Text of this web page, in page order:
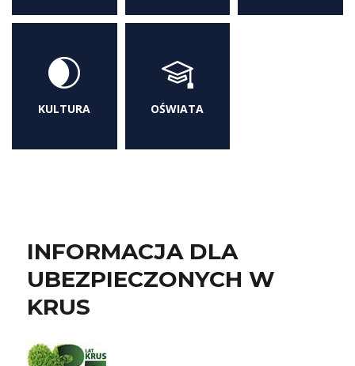
KULTURA OŚWIATA
INFORMACJA DLA
UBEZPIECZONYCH W
KRUS